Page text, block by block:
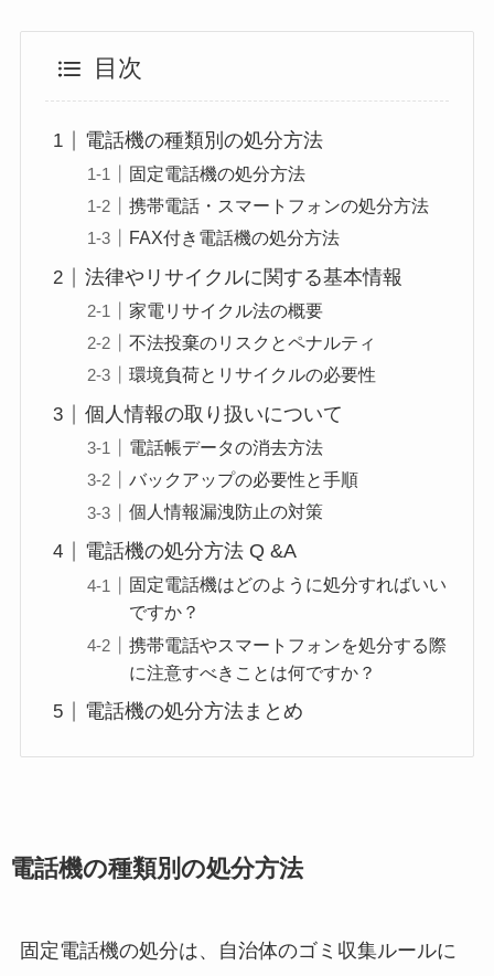
目次
電話機の種類別の処分方法
固定電話機の処分方法
携帯電話・スマートフォンの処分方法
FAX付き電話機の処分方法
法律やリサイクルに関する基本情報
家電リサイクル法の概要
不法投棄のリスクとペナルティ
環境負荷とリサイクルの必要性
個人情報の取り扱いについて
電話帳データの消去方法
バックアップの必要性と手順
個人情報漏洩防止の対策
電話機の処分方法 Q &A
固定電話機はどのように処分すればいい
ですか？
携帯電話やスマートフォンを処分する際
に注意すべきことは何ですか？
電話機の処分方法まとめ
電話機の種類別の処分方法
固定電話機の処分は、自治体のゴミ収集ルールに